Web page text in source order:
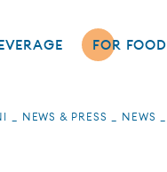
FOR FOOD
NEWS & PRESS NEWS